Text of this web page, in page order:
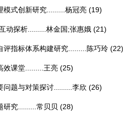
式创新研究......... 杨冠亮 (19)
动探析......... 林金国;张惠娥 (21)
指标体系构建研究......... 陈巧玲 (22)
课堂......... 王亮 (25)
题与对策探讨......... 李欣 (26)
究......... 常贝贝 (28)